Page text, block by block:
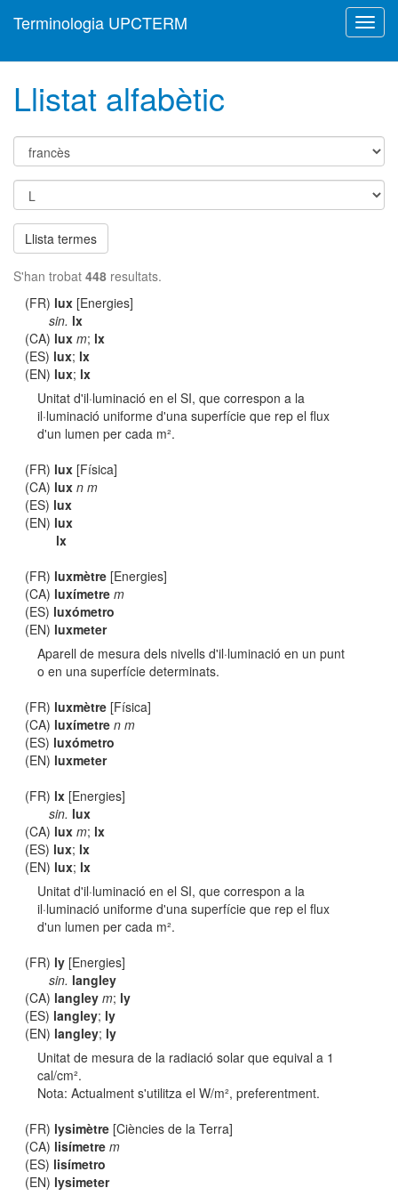
Terminologia UPCTERM
Llistat alfabètic
Llista termes
S'han trobat 448 resultats.
(FR) lux [Energies]
sin. lx
(CA) lux m; lx
(ES) lux; lx
(EN) lux; lx
Unitat d'il·luminació en el SI, que correspon a la
il·luminació uniforme d'una superfície que rep el flux
d'un lumen per cada m².
(FR) lux [Física]
(CA) lux n m
(ES) lux
(EN) lux
lx
(FR) luxmètre [Energies]
(CA) luxímetre m
(ES) luxómetro
(EN) luxmeter
Aparell de mesura dels nivells d'il·luminació en un punt
o en una superfície determinats.
(FR) luxmètre [Física]
(CA) luxímetre n m
(ES) luxómetro
(EN) luxmeter
(FR) lx [Energies]
sin. lux
(CA) lux m; lx
(ES) lux; lx
(EN) lux; lx
Unitat d'il·luminació en el SI, que correspon a la
il·luminació uniforme d'una superfície que rep el flux
d'un lumen per cada m².
(FR) ly [Energies]
sin. langley
(CA) langley m; ly
(ES) langley; ly
(EN) langley; ly
Unitat de mesura de la radiació solar que equival a 1
cal/cm².
Nota: Actualment s'utilitza el W/m², preferentment.
(FR) lysimètre [Ciències de la Terra]
(CA) lisímetre m
(ES) lisímetro
(EN) lysimeter